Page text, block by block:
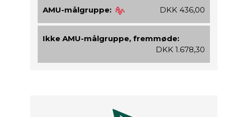
AMU-målgruppe: DKK 436,00
Ikke AMU-målgruppe, fremmøde:
DKK 1.678,30